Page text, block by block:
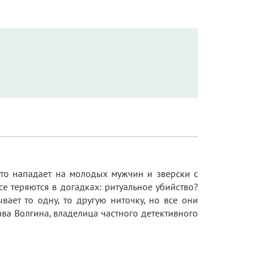
нападает на молодых мужчин и зверски с
в догадках: ритуальное убийство?
то одну, то другую ниточку, но все они
Волгина, владелица частного детективного